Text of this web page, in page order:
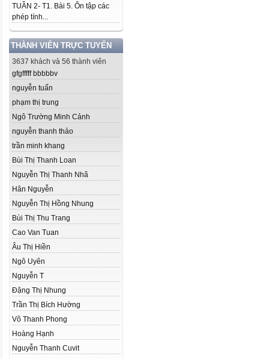
TUẦN 2- T1. Bài 5. Ôn tập các
phép tính...
THÀNH VIÊN TRỰC TUYẾN
3637 khách và 56 thành viên
gfgfffff bbbbbv
nguyễn tuấn
phạm thị trung
Ngô Trường Minh Cảnh
nguyễn thanh thảo
trần minh khang
Bùi Thị Thanh Loan
Nguyễn Thị Thanh Nhã
Hân Nguyễn
Nguyễn Thị Hồng Nhung
Bùi Thị Thu Trang
Cao Van Tuan
Âu Thị Hiền
Ngô Uyên
Nguyễn T
Đặng Thị Nhung
Trần Thị Bích Hường
Võ Thanh Phong
Hoàng Hạnh
Nguyễn Thanh Cuvit